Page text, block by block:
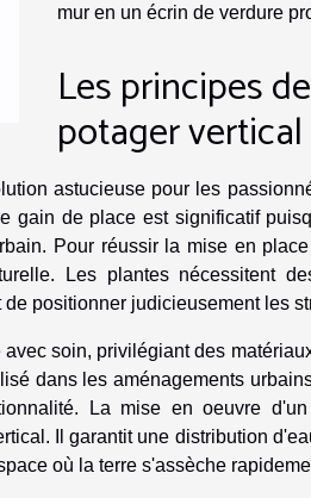
mur en un écrin de verdure
Les principes
potager
astucieuse pour les
gain de place est significatif
Pour réussir la mise en
Les plantes nécessitent
positionner judicieusement les
soin, privilégiant des
dans les aménagements
La mise en oeuvre d'un
Il garantit une distribution
où la terre s'assèche